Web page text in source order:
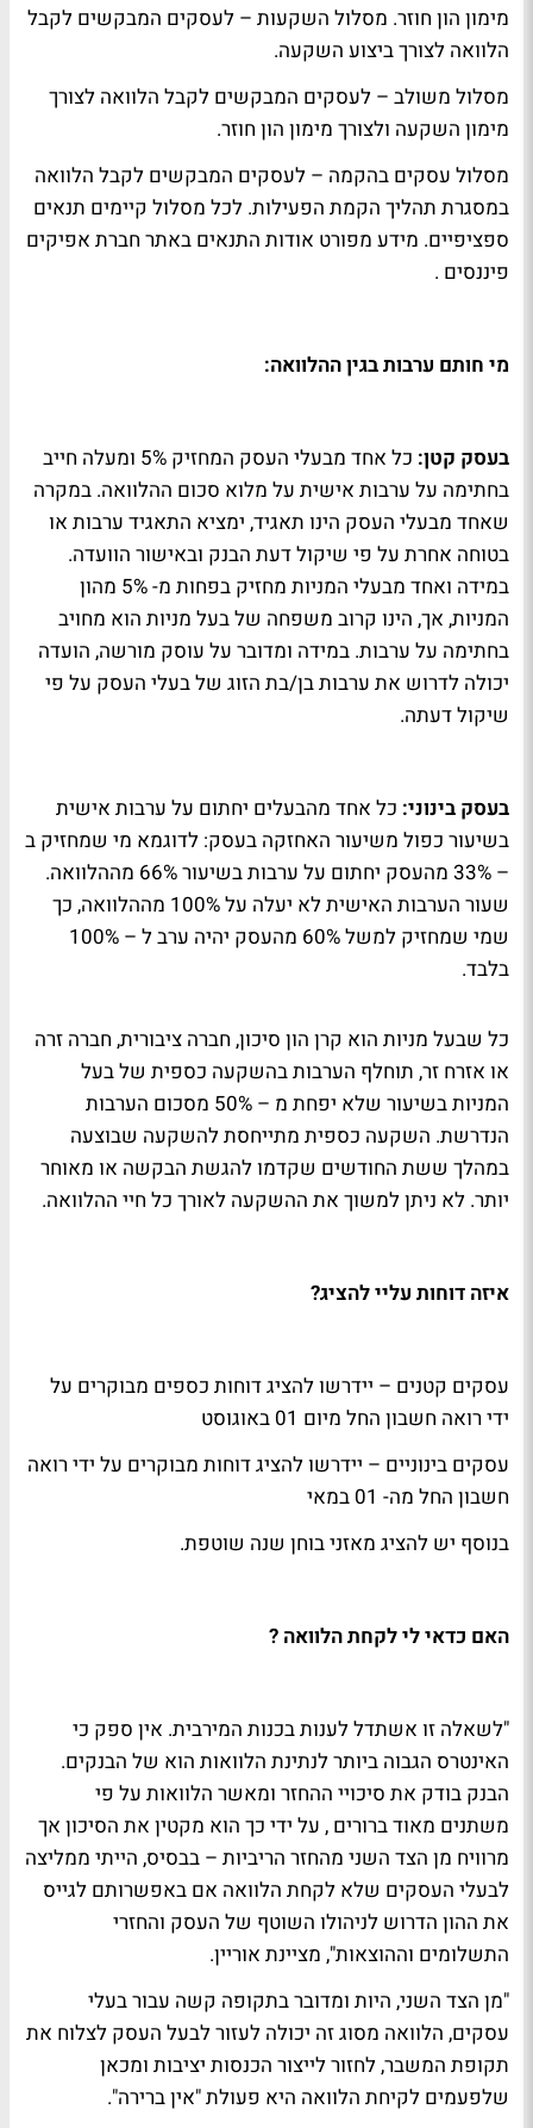
מימון הון חוזר. מסלול השקעות – לעסקים המבקשים לקבל
הלוואה לצורך ביצוע השקעה.
מסלול משולב – לעסקים המבקשים לקבל הלוואה לצורך
מימון השקעה ולצורך מימון הון חוזר.
מסלול עסקים בהקמה – לעסקים המבקשים לקבל הלוואה
במסגרת תהליך הקמת הפעילות. לכל מסלול קיימים תנאים
ספציפיים. מידע מפורט אודות התנאים באתר חברת אפיקים
פיננסים .
מי חותם ערבות בגין ההלוואה:
בעסק קטן:
כל אחד מבעלי העסק המחזיק 5% ומעלה חייב
בחתימה על ערבות אישית על מלוא סכום ההלוואה. במקרה
שאחד מבעלי העסק הינו תאגיד, ימציא התאגיד ערבות או
בטוחה אחרת על פי שיקול דעת הבנק ובאישור הוועדה.
במידה ואחד מבעלי המניות מחזיק בפחות מ- 5% מהון
המניות, אך, הינו קרוב משפחה של בעל מניות הוא מחויב
בחתימה על ערבות. במידה ומדובר על עוסק מורשה, הועדה
יכולה לדרוש את ערבות בן/בת הזוג של בעלי העסק על פי
שיקול דעתה.
בעסק בינוני: כל אחד מהבעלים יחתום על ערבות אישית
בשיעור כפול משיעור האחזקה בעסק: לדוגמא מי שמחזיק ב
– 33% מהעסק יחתום על ערבות בשיעור 66% מההלוואה.
שעור הערבות האישית לא יעלה על 100% מההלוואה, כך
שמי שמחזיק למשל 60% מהעסק יהיה ערב ל – 100%
בלבד.
כל שבעל מניות הוא קרן הון סיכון, חברה ציבורית, חברה זרה
או אזרח זר, תוחלף הערבות בהשקעה כספית של בעל
המניות בשיעור שלא יפחת מ – 50% מסכום הערבות
הנדרשת. השקעה כספית מתייחסת להשקעה שבוצעה
במהלך ששת החודשים שקדמו להגשת הבקשה או מאוחר
יותר. לא ניתן למשוך את ההשקעה לאורך כל חיי ההלוואה.
איזה דוחות עליי להציג?
עסקים קטנים – יידרשו להציג דוחות כספים מבוקרים על
ידי רואה חשבון החל מיום 01 באוגוסט
עסקים בינוניים – יידרשו להציג דוחות מבוקרים על ידי רואה
חשבון החל מה- 01 במאי
בנוסף יש להציג מאזני בוחן שנה שוטפת.
האם כדאי לי לקחת הלוואה ?
"לשאלה זו אשתדל לענות בכנות המירבית. אין ספק כי
האינטרס הגבוה ביותר לנתינת הלוואות הוא של הבנקים.
הבנק בודק את סיכויי ההחזר ומאשר הלוואות על פי
משתנים מאוד ברורים , על ידי כך הוא מקטין את הסיכון אך
מרוויח מן הצד השני מהחזר הריביות – בבסיס, הייתי ממליצה
לבעלי העסקים שלא לקחת הלוואה אם באפשרותם לגייס
את ההון הדרוש לניהולו השוטף של העסק והחזרי
התשלומים וההוצאות", מציינת אוריין.
"מן הצד השני, היות ומדובר בתקופה קשה עבור בעלי
עסקים, הלוואה מסוג זה יכולה לעזור לבעל העסק לצלוח את
תקופת המשבר, לחזור לייצור הכנסות יציבות ומכאן
שלפעמים לקיחת הלוואה היא פעולת "אין ברירה".